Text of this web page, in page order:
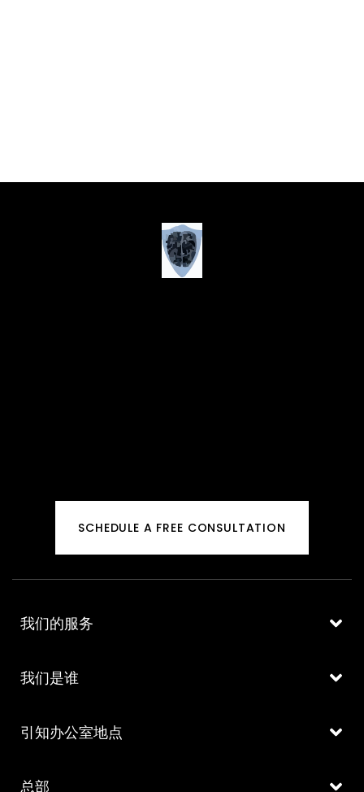
SCHEDULE A FREE CONSULTATION
我们的服务
我们是谁
引知办公室地点
总部